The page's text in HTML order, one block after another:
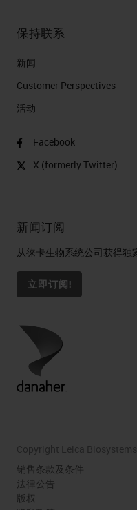
保持联系
新闻
Customer Perspectives​
活动
Facebook
X (formerly Twitter)
新闻订阅
从徕卡生物系统公司获得
立即订阅!
Copyright Leica
销售条款及条件
法律公告
版权